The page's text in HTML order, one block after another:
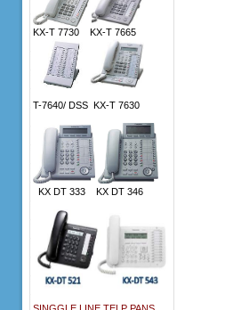
KX-T 7730 KX-T 7665
T-7640/ DSS KX-T 7630
KX DT 333 KX DT 346